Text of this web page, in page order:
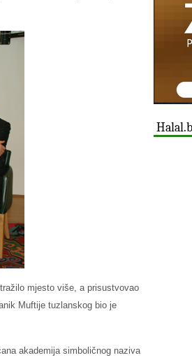
mjesto više, a prisustvovao
Muftije tuzlanskog bio je
akademija simboličnog naziva